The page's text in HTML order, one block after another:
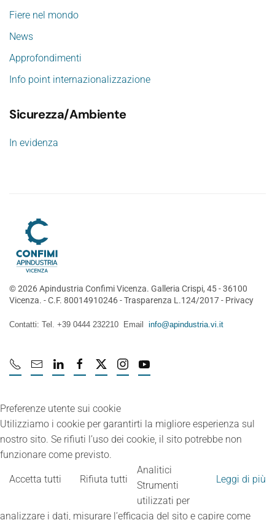
Fiere nel mondo
News
Approfondimenti
Info point internazionalizzazione
Sicurezza/Ambiente
In evidenza
©2026Apindustria Confimi Vicenza. Galleria Crispi, 45 - 36100
Vicenza. - C.F. 80014910246 -Trasparenza L.124/2017- Privacy
Contatti: Tel. +39 0444 232210 Email info@apindustria.vi.it
Preferenze utente sui cookie
Utilizziamo i cookie per garantirti la migliore esperienza sul
nostro sito. Se rifiuti l’uso dei cookie, il sito potrebbe non
funzionare come previsto.
Accetta tutti Rifiuta tutti Leggi di più
Analitici
Strumenti
utilizzati per
analizzare i dati, misurare l’efficacia del sito e capire come